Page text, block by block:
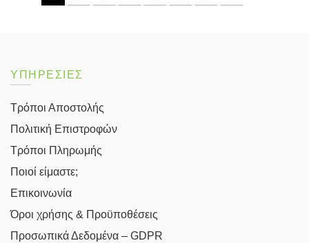
ΥΠΗΡΕΣΙΕΣ
Τρόποι Αποστολής
Πολιτική Επιστροφών
Τρόποι Πληρωμής
Ποιοί είμαστε;
Επικοινωνία
Όροι χρήσης & Προϋποθέσεις
Προσωπικά Δεδομένα – GDPR